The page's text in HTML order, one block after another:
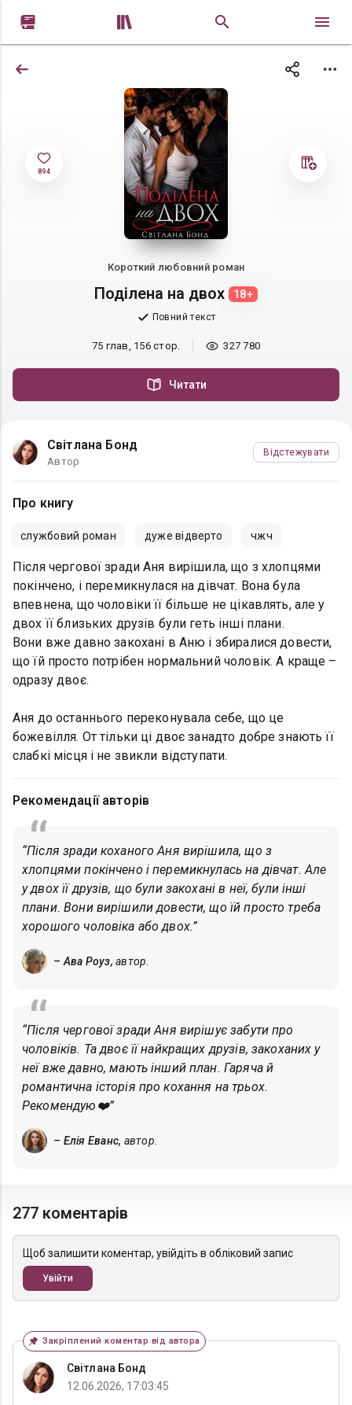
 
894
Короткий любовний роман
Поділена на двох 18+
Повний текст
75 глав, 156 стор. 327 780
Читати
Світлана Бонд
Автор
Відстежувати
Про книгу
службовий роман дуже відверто чжч
Після чергової зради Аня вирішила, що з хлопцями
покінчено, і перемикнулася на дівчат. Вона була
впевнена, що чоловіки її більше не цікавлять, але у
двох її близьких друзів були геть інші плани.
Вони вже давно закохані в Аню і збиралися довести,
що їй просто потрібен нормальний чоловік. А краще –
одразу двоє.
Аня до останнього переконувала себе, що це
божевілля. От тільки ці двоє занадто добре знають її
слабкі місця і не звикли відступати.
Рекомендації авторів
“Після зради коханого Аня вирішила, що з
хлопцями покінчено і перемикнулась на дівчат. Але
у двох її друзів, що були закохані в неї, були інші
плани. Вони вирішили довести, що їй просто треба
хорошого чоловіка або двох.”
– Ава Роуз, автор.
“Після чергової зради Аня вирішує забути про
чоловіків. Та двоє її найкращих друзів, закоханих у
неї вже давно, мають інший план. Гаряча й
романтична історія про кохання на трьох.
Рекомендую❤️”
– Елія Еванс, автор.
277 коментарів
Щоб залишити коментар, увійдіть в обліковий запис
Увійти
Закріплений коментар від автора
Світлана Бонд
12.06.2026, 17:03:45